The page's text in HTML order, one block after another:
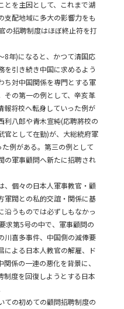
とを主因として、これまで湖
支配地域に多大の影響力をも
の招聘制度はほぼ終止符を打
8年)になると、かつて清国応
を引き続き中国に求めるよう
ち対中国関係を専門とする軍
その第一の例として、辛亥革
報将校へ転身していった例が
利八郎や青木宣純(応聘將校の
官として在勤)が、大総統府軍
例がある。第三の例として
の軍事顧問へ新たに招聘され
、個々の日本人軍事教官・顧
軍閥との私的交誼・関係に基
沿うものでは必ずしもなかっ
求第5号の中で、軍事顧問の
川喜多事件、中国側の減俸要
による日本人教官の解雇、ド
係の一連の悪化を背景に、
制度を回復しようとする日本
ての初めての顧問招聘制度の